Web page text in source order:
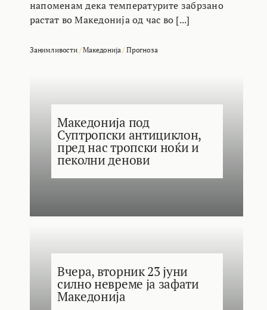
напоменам дека температурите забрзано
растат во Македонија од час во [...]
Занимливости/Македонија/Прогноза
Македонија под
Суптропски антициклон,
пред нас тропски ноќи и
пеколни денови
Вчера, вторник 23 јуни
силно невреме ја зафати
Македонија